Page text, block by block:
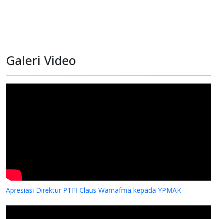
Galeri Video
Apresiasi Direktur PTFI Claus Wamafma kepada YPMAK